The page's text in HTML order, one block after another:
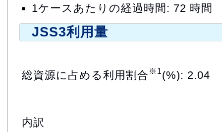
1ケースあたりの経過時間: 72 時間
JSS3利用量
総資源に占める利用割合 ※1(%): 2.04
内訳